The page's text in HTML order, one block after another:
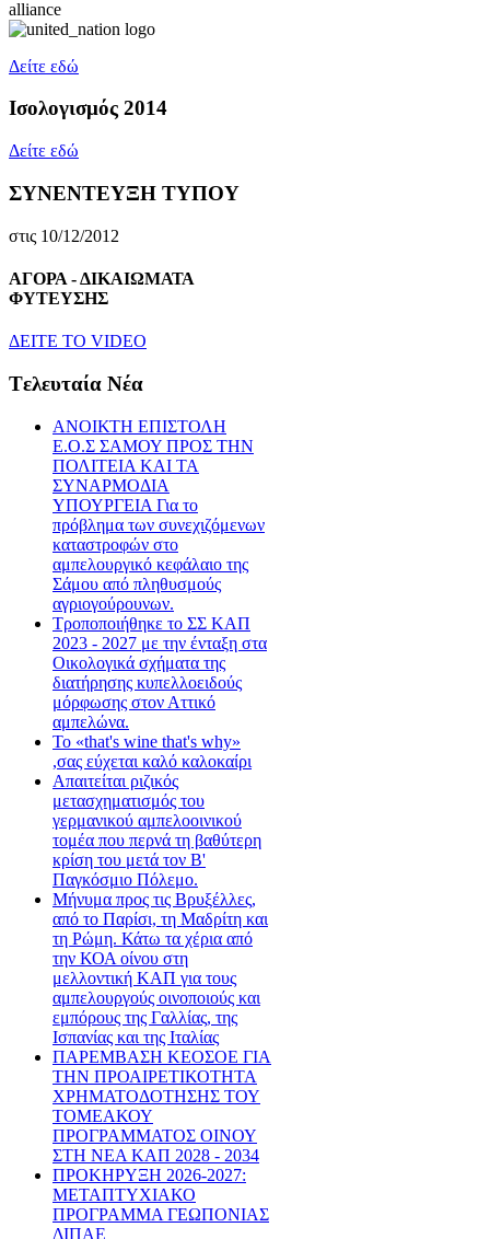
Δείτε εδώ
Ισολογισμός 2014
Δείτε εδώ
ΣΥΝΕΝΤΕΥΞΗ ΤΥΠΟΥ
στις 10/12/2012
ΑΓΟΡΑ - ΔΙΚΑΙΩΜΑΤΑ
ΦΥΤΕΥΣΗΣ
ΔEITE TO VIDEO
Tελευταία Nέα
ΑΝΟΙΚΤΗ ΕΠΙΣΤΟΛΗ
Ε.Ο.Σ ΣΑΜΟΥ ΠΡΟΣ ΤΗΝ
ΠΟΛΙΤΕΙΑ ΚΑΙ ΤΑ
ΣΥΝΑΡΜΟΔΙΑ
ΥΠΟΥΡΓΕΙΑ Για το
πρόβλημα των συνεχιζόμενων
καταστροφών στο
αμπελουργικό κεφάλαιο της
Σάμου από πληθυσμούς
αγριογούρουνων.
Τροποποιήθηκε το ΣΣ ΚΑΠ
2023 - 2027 με την ένταξη στα
Οικολογικά σχήματα της
διατήρησης κυπελλοειδούς
μόρφωσης στον Αττικό
αμπελώνα.
Το «that's wine that's why»
,σας εύχεται καλό καλοκαίρι
Απαιτείται ριζικός
μετασχηματισμός του
γερμανικού αμπελοοινικού
τομέα που περνά τη βαθύτερη
κρίση του μετά τον Β'
Παγκόσμιο Πόλεμο.
Μήνυμα προς τις Βρυξέλλες,
από το Παρίσι, τη Μαδρίτη και
τη Ρώμη. Κάτω τα χέρια από
την ΚΟΑ οίνου στη
μελλοντική ΚΑΠ για τους
αμπελουργούς οινοποιούς και
εμπόρους της Γαλλίας, της
Ισπανίας και της Ιταλίας
ΠΑΡΕΜΒΑΣΗ ΚΕΟΣΟΕ ΓΙΑ
ΤΗΝ ΠΡΟΑΙΡΕΤΙΚΟΤΗΤΑ
ΧΡΗΜΑΤΟΔΟΤΗΣΗΣ ΤΟΥ
ΤΟΜΕΑΚΟΥ
ΠΡΟΓΡΑΜΜΑΤΟΣ ΟΙΝΟΥ
ΣΤΗ ΝΕΑ ΚΑΠ 2028 - 2034
ΠΡΟΚΗΡΥΞΗ 2026-2027:
ΜΕΤΑΠΤΥΧΙΑΚΟ
ΠΡΟΓΡΑΜΜΑ ΓΕΩΠΟΝΙΑΣ
ΔΙΠΑΕ